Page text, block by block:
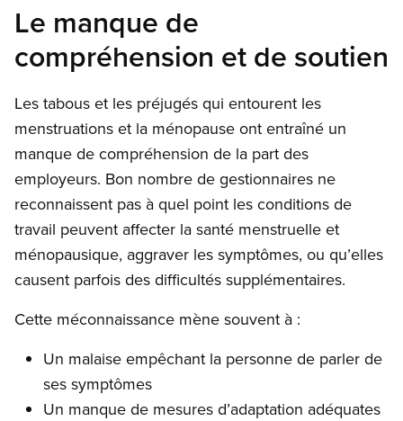
Le manque de
compréhension et de soutien
Les tabous et les préjugés qui entourent les
menstruations et la ménopause ont entraîné un
manque de compréhension de la part des
employeurs. Bon nombre de gestionnaires ne
reconnaissent pas à quel point les conditions de
travail peuvent affecter la santé menstruelle et
ménopausique, aggraver les symptômes, ou qu’elles
causent parfois des difficultés supplémentaires.
Cette méconnaissance mène souvent à :
Un malaise empêchant la personne de parler de
ses symptômes
Un manque de mesures d’adaptation adéquates